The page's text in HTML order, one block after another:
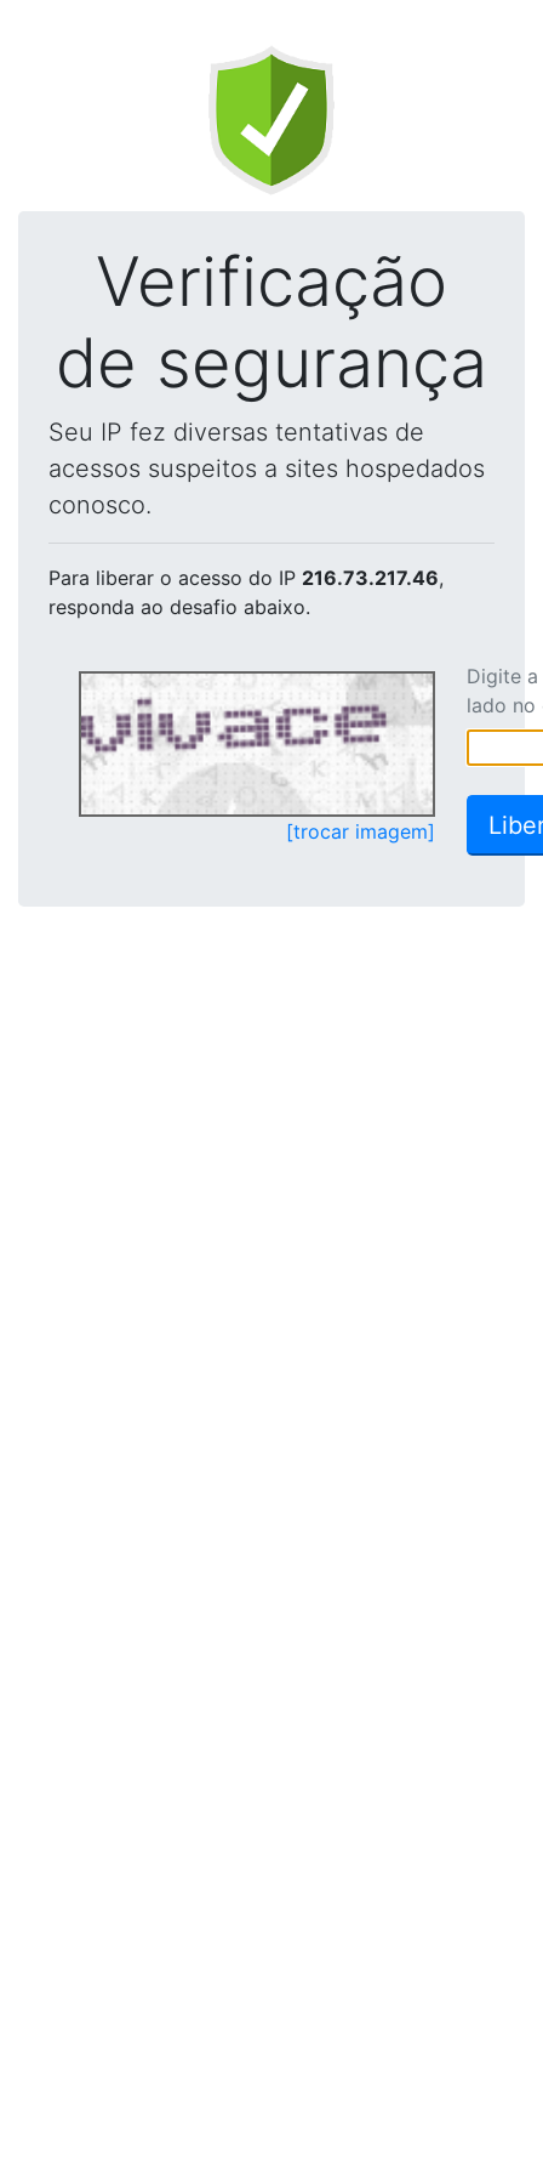
Verificação
de segurança
Seu IP fez diversas tentativas de
acessos suspeitos a sites hospedados
conosco.
Para liberar o acesso do IP 216.73.217.46,
responda ao desafio abaixo.
[trocar imagem]
Digite
lado no